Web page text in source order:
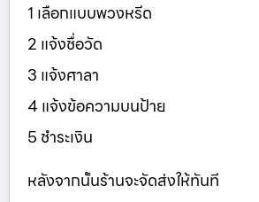
1 เลือกแบบพวงหรีด
2 แจ้งชื่อวัด
3 แจ้งศาลา
4 แจ้งข้อความบนป้าย
5 ชำระเงิน
หลังจากนั้นร้านจะจัดส่งให้ทันที